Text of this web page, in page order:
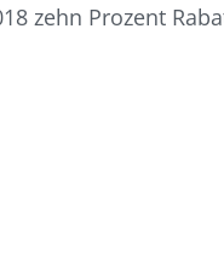
zehn Prozent